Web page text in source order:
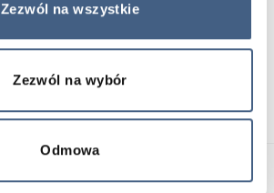
Zezwól na wszystkie
Zezwól na wybór
Odmowa
Pierścionek z
light blue i perła